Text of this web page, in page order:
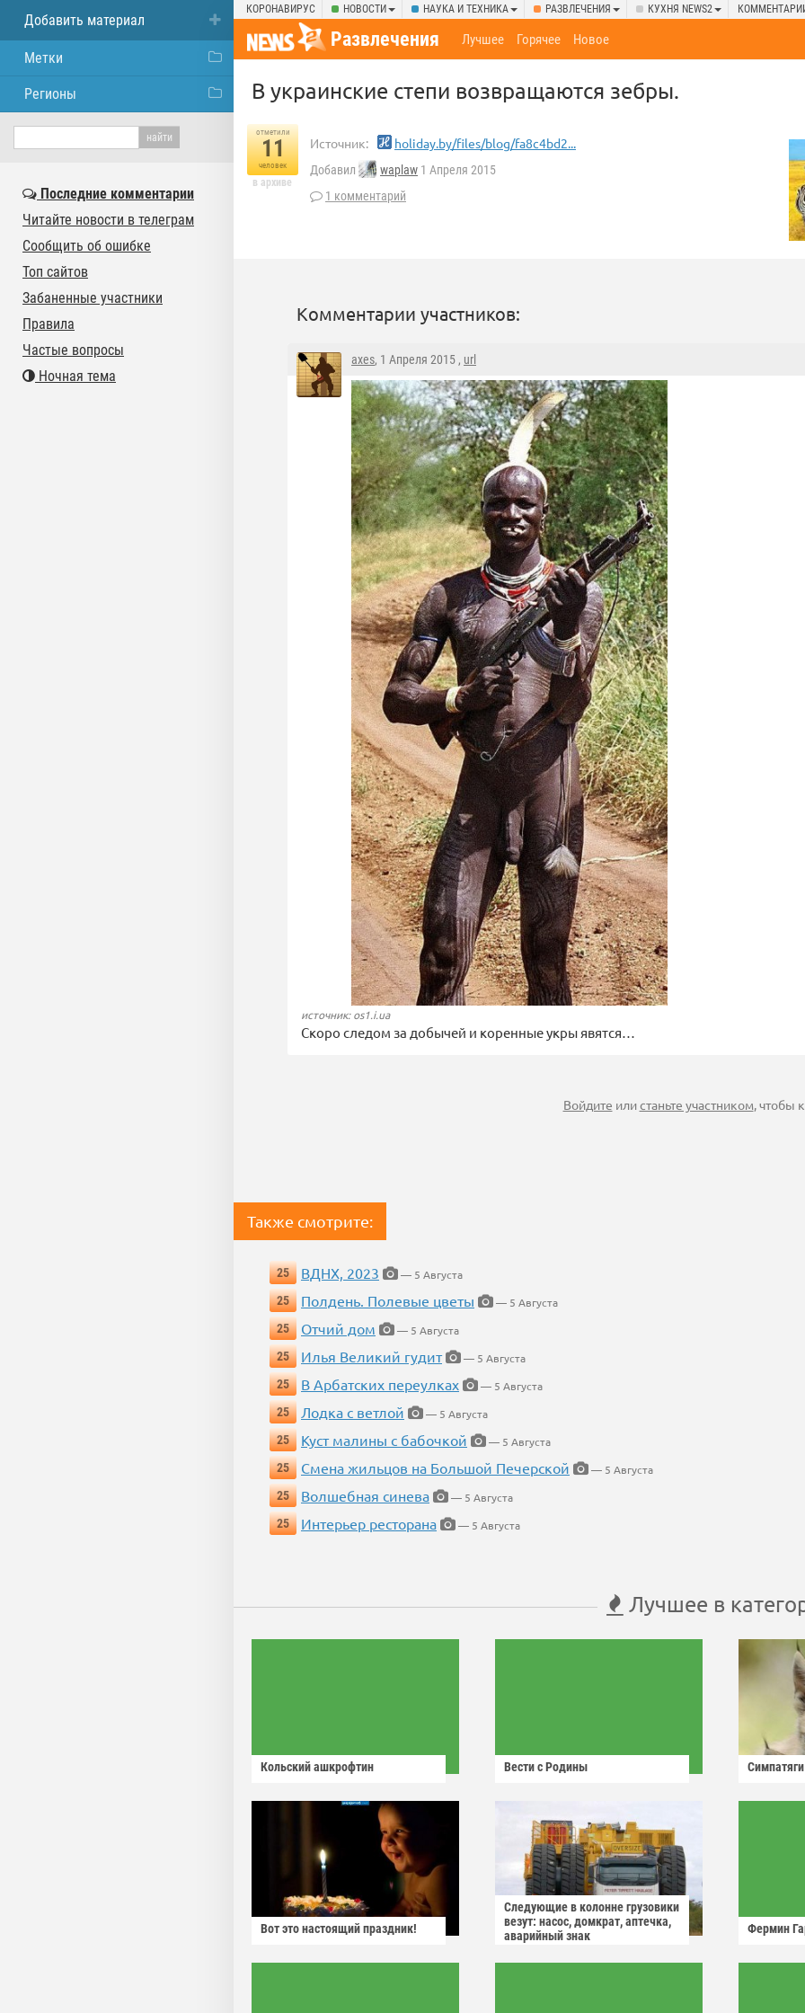
КОРОНАВИРУС НОВОСТИ НАУКА И ТЕХНИКА РАЗВЛЕЧЕНИЯ КУХНЯ NEWS2
Развлечения Лучшее Горячее Новое
В украинские степи возвращаются зебры.
отметили
11
человек
в архиве
Источник: holiday.by/files/blog/fa8c4bd2...
Добавил waplaw 1 Апреля 2015
1 комментарий
Комментарии участников:
axes, 1 Апреля 2015 , url
источник: os1.i.ua
Скоро следом за добычей и коренные укры явятся…
Войдите илистаньте участником, чтобы
Также смотрите:
25 ВДНХ, 2023
— 5 Августа
25
Полдень. Полевые цветы
— 5 Августа
25
Отчий дом
— 5 Августа
25
Илья Великий гудит
— 5 Августа
25
В Арбатских переулках
— 5 Августа
25
Лодка с ветлой
— 5 Августа
25
Куст малины с бабочкой
— 5 Августа
25
Смена жильцов на Большой Печерской
— 5 Августа
25
Волшебная синева
— 5 Августа
25
Интерьер ресторана — 5 Августа
Лучшее в
Кольский ашкрофтин Вести с Родины Симпатяги
Вот это настоящий праздник!
Следующие в колонне грузовики
везут: насос, домкрат, аптечка,
аварийный знак
Фермин
Добавить материал
Метки
Регионы
Последние комментарии
Читайте новости в телеграм
Сообщить об ошибке
Топ сайтов
Забаненные участники
Правила
Частые вопросы
Ночная тема